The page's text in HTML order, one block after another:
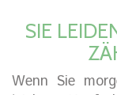
SIE
Wenn Sie